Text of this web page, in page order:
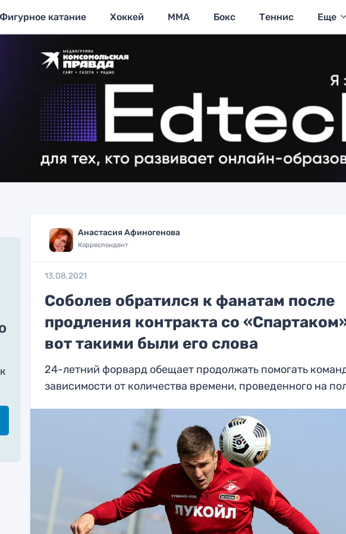
Фигурное катание Хоккей MMA Бокс Теннис Еще
Анастасия Афиногенова
Корреспондент
13.08.2021
Соболев обратился к фанатам после
продления контракта со
вот такими были его слова
24-летний форвард обещает продолжать помогать
зависимости от количества времени, проведенного на